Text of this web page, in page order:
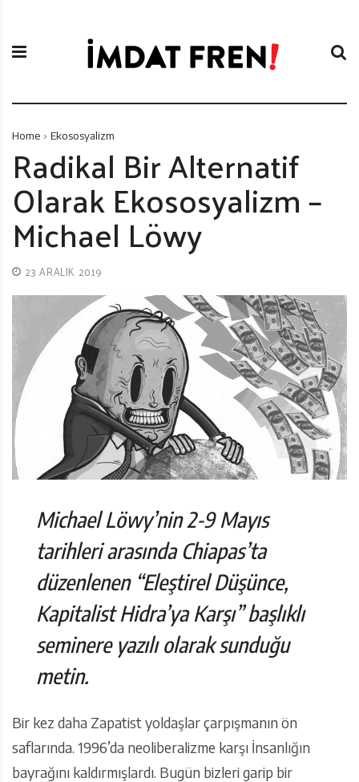
Home Ekososyalizm
Radikal Bir Alternatif
Olarak Ekososyalizm –
Michael Löwy
23 ARALIK 2019
Michael Löwy’nin 2-9 Mayıs
tarihleri arasında Chiapas’ta
düzenlenen “Eleştirel Düşünce,
Kapitalist Hidra’ya Karşı” başlıklı
seminere yazılı olarak sunduğu
metin.
Bir kez daha Zapatist yoldaşlar çarpışmanın ön
saflarında. 1996’da neoliberalizme karşı İnsanlığın
bayrağını kaldırmışlardı. Bugün bizleri garip bir